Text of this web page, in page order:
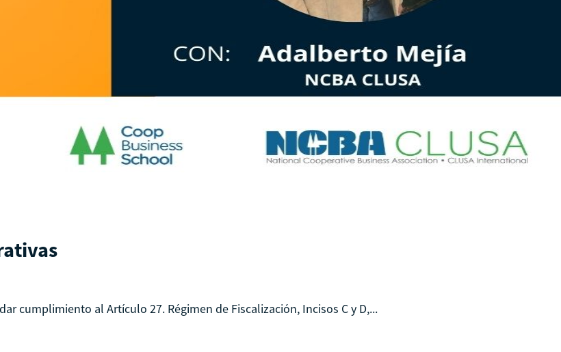
cumplimiento al Artículo 27. Régimen de Fiscalización, Incisos C y D,...